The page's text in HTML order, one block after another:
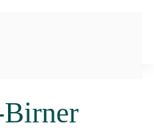
Birner